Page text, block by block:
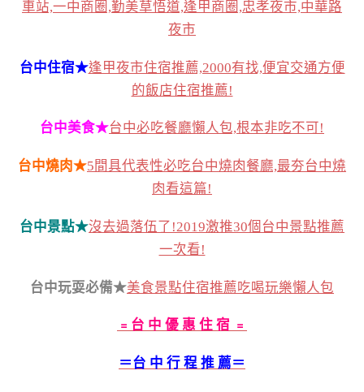
車站,一中商圈,勤美草悟道,逢甲商圈,忠孝夜市,中華路
夜市
台中住宿★逢甲夜市住宿推薦,2000有找,便宜交通方便
的飯店住宿推薦!
台中美食★台中必吃餐廳懶人包,根本非吃不可!
台中燒肉★5間具代表性必吃台中燒肉餐廳,最夯台中燒
肉看這篇!
台中景點★沒去過落伍了!2019激推30個台中景點推薦
一次看!
台中玩耍必備★美食景點住宿推薦吃喝玩樂懶人包
﹦台 中 優 惠 住 宿 ﹦
＝台 中 行 程 推 薦＝